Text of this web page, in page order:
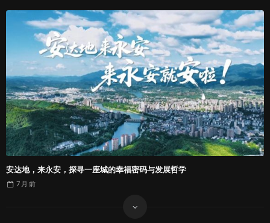
安达地，来永安，探寻一座城的幸福密码与发展哲学
7 月 前